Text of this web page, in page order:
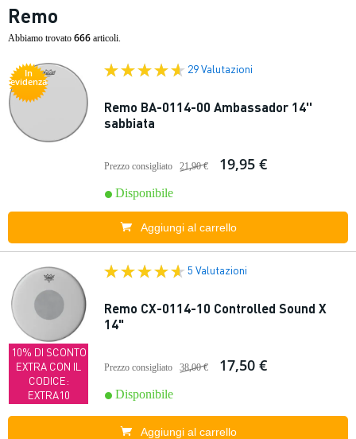
Remo
Abbiamo trovato 666 articoli.
In
evidenza
29 Valutazioni
Remo BA-0114-00 Ambassador 14''
sabbiata
Prezzo consigliato 21,90 € 19,95 €
Disponibile
Aggiungi al carrello
10% DI SCONTO
EXTRA CON IL
CODICE:
EXTRA10
5 Valutazioni
Remo CX-0114-10 Controlled Sound X
14"
Prezzo consigliato 38,00 € 17,50 €
Disponibile
Aggiungi al carrello